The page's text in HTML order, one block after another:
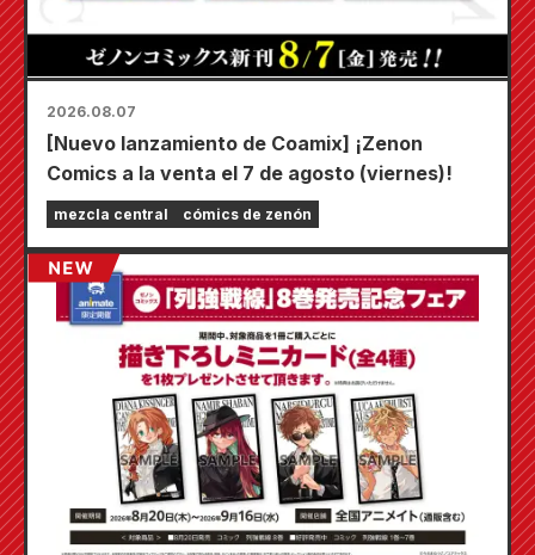
2026.08.07
[Nuevo lanzamiento de Coamix] ¡Zenon
Comics a la venta el 7 de agosto (viernes)!
mezcla central cómics de zenón